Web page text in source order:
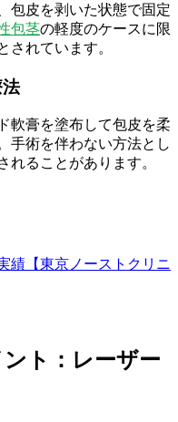
包皮を剥いた状態で固定
包茎の軽度のケースに限
されています。
軟膏を塗布して包皮を柔
手術を伴わない方法とし
れることがあります。
績【東京ノーストクリニ
ト：レーザー